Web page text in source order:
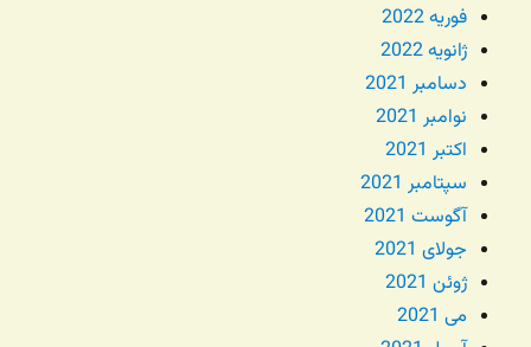
فوریه 2022
ژانویه 2022
دسامبر 2021
نوامبر 2021
اکتبر 2021
سپتامبر 2021
آگوست 2021
جولای 2021
ژوئن 2021
می 2021